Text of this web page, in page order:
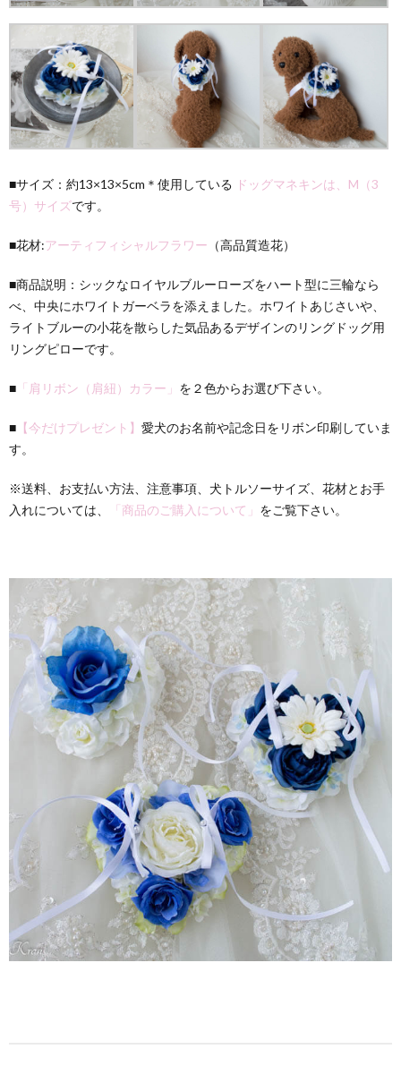
■サイズ：約13×13×5cm＊使用している ドッグマネキンは、M（3
号）サイズです。
■花材:アーティフィシャルフラワー （高品質造花）
■商品説明：シックなロイヤルブルーローズをハート型に三輪なら
べ、中央にホワイトガーベラを添えました。ホワイトあじさいや、
ライトブルーの小花を散らした気品あるデザインのリングドッグ用
リングピローです。
■ 「肩リボン（肩紐）カラー」 を２色からお選び下さい。
■ 【今だけプレゼント】 愛犬のお名前や記念日をリボン印刷していま
す。
※送料、お支払い方法、注意事項、犬トルソーサイズ、花材とお手
入れについては、
「商品のご購入について」 をご覧下さい。